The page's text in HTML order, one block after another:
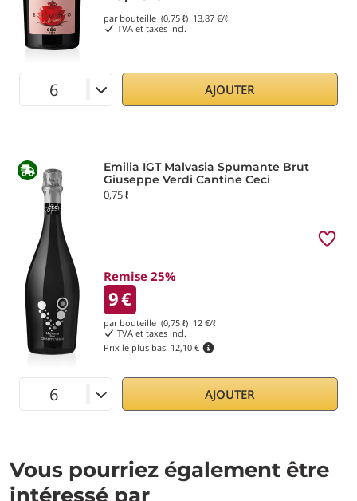
par bouteille (0,75 ℓ) 13,87 €/ℓ
TVA et taxes incl.
AJOUTER
Emilia IGT Malvasia Spumante Brut
Giuseppe Verdi Cantine Ceci
0,75 ℓ
Remise 25%
9€
par bouteille (0,75 ℓ) 12 €/ℓ
TVA et taxes incl.
Prix le plus bas: 12,10 €
AJOUTER
Vous pourriez également être
intéressé par